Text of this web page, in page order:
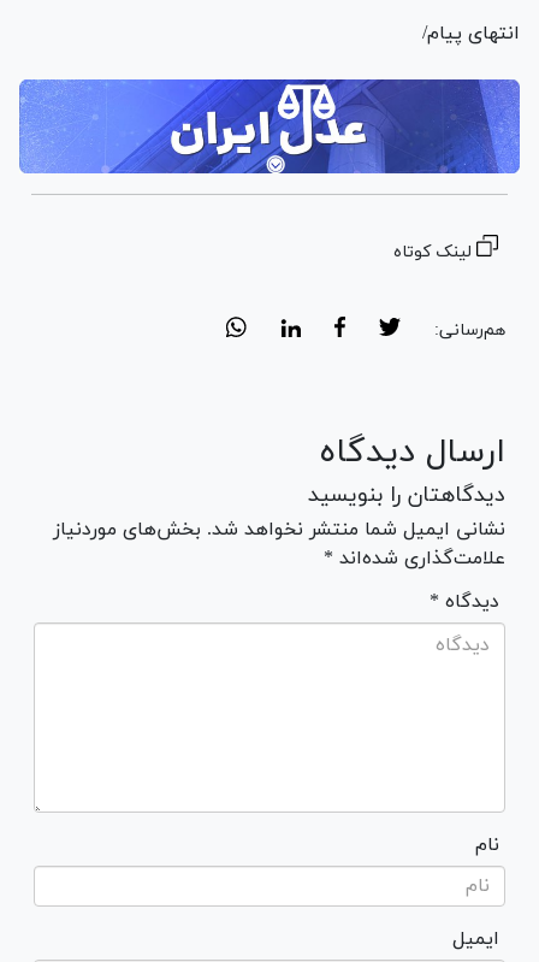
انتهای پیام/
لینک کوتاه
هم‌رسانی:
ارسال دیدگاه
دیدگاهتان را بنویسید
نشانی ایمیل شما منتشر نخواهد شد. بخش‌های موردنیاز
علامت‌گذاری شده‌اند *
* دیدگاه
نام
ایمیل